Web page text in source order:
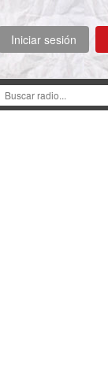
Iniciar sesión